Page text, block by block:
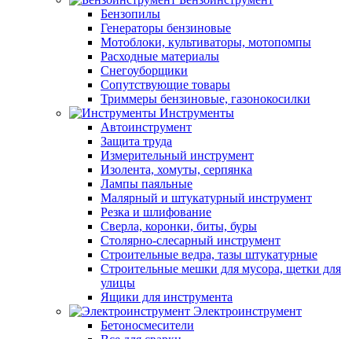
Бензопилы
Генераторы бензиновые
Мотоблоки, культиваторы, мотопомпы
Расходные материалы
Снегоуборщики
Сопутствующие товары
Триммеры бензиновые, газонокосилки
Инструменты
Автоинструмент
Защита труда
Измерительный инструмент
Изолента, хомуты, серпянка
Лампы паяльные
Малярный и штукатурный инструмент
Резка и шлифование
Сверла, коронки, биты, буры
Столярно-слесарный инструмент
Строительные ведра, тазы штукатурные
Строительные мешки для мусора, щетки для
улицы
Ящики для инструмента
Электроинструмент
Бетоносмесители